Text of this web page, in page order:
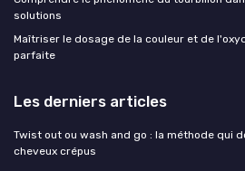
solutions
Maîtriser le dosage de la couleur et de
parfaite
Les derniers articles
Twist out ou wash and go : la méthode qui
cheveux crépus